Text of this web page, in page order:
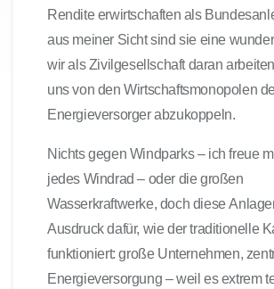
Rendite erwirtschaften als
aus meiner Sicht sind sie eine
wir als Zivilgesellschaft daran
uns von den Wirtschaftsmonopolen
Energieversorger abzukoppeln.
Nichts gegen Windparks – ich freue
jedes Windrad – oder die großen
Wasserkraftwerke, doch diese
Ausdruck dafür, wie der traditionelle
funktioniert: große Unternehmen,
Energieversorgung – weil es extrem